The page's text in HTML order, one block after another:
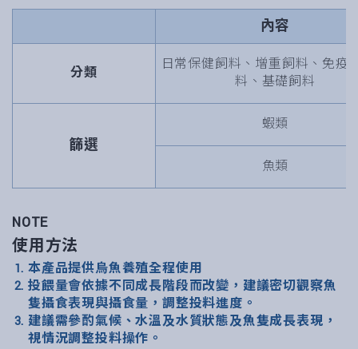
內容
分類
日常保健飼料、增重飼料、免疫
料、基礎飼料
篩選
蝦類
魚類
NOTE
使用方法
本產品提供烏魚養殖全程使用
投餵量會依據不同成長階段而改變，建議密切觀察魚
隻攝食表現與攝食量，調整投料進度。
建議需參酌氣候、水溫及水質狀態及魚隻成長表現，
視情況調整投料操作。